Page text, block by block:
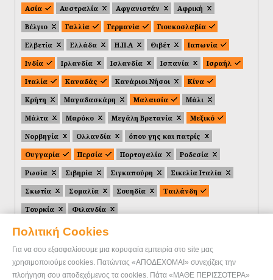
Πολιτική Cookies
Για να σου εξασφαλίσουμε μια κορυφαία εμπειρία στο site μας
χρησιμοποιούμε cookies. Πατώντας «ΑΠΟΔΕΧΟΜΑΙ» συνεχίζεις την
πλοήγηση σου αποδεχόμενος τα cookies. Πάτα «ΜΑΘΕ ΠΕΡΙΣΣΟΤΕΡΑ»
Ασία
Αυστραλία Αφγανιστάν
Αφρική
Βέλγιο
Γαλλία Γερμανία
Γιουκοσλαβία
Ελβετία
Ελλάδα Η.Π.Α Θιβέτ
Ιαπωνία
Ινδία
Ιρλανδία Ισλανδία Ισπανία
Ισραήλ
Ιταλία
Καναδάς Κανάριοι Νήσοι
Κίνα
Κρήτη
Μαγαδασκάρη Μαλαισία
Μάλι
Μάλτα
Μαρόκο Μεγάλη Βρετανία
Μεξικό
Νορβηγία
Ολλανδία
όπου γης και πατρίς
Ουγγαρία
Περσία Πορτογαλία
Ροδεσία
Ρωσία
Σιβηρία Σιγκαπούρη
Σικελία Ιταλία
Σκωτία
Σομαλία Σουηδία
Ταιλάνδη
Τουρκία
Φιλανδία